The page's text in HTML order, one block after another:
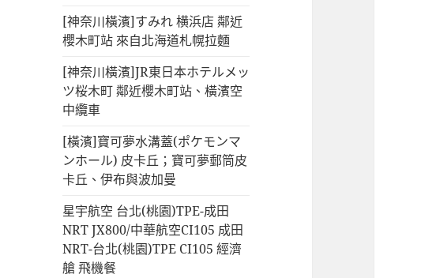
[神奈川橫濱]すみれ 横浜店 鄰近
櫻木町站 來自北海道札幌拉麵
[神奈川橫濱]JR東日本ホテルメッ
ツ桜木町 鄰近櫻木町站、橫濱空
中纜車
[橫濱]寶可夢水溝蓋(ポケモンマ
ンホール) 皮卡丘；寶可夢郵筒皮
卡丘、伊布與波加曼
星宇航空 台北(桃園)TPE-成田
NRT JX800/中華航空CI105 成田
NRT-台北(桃園)TPE CI105 經濟
艙 飛機餐